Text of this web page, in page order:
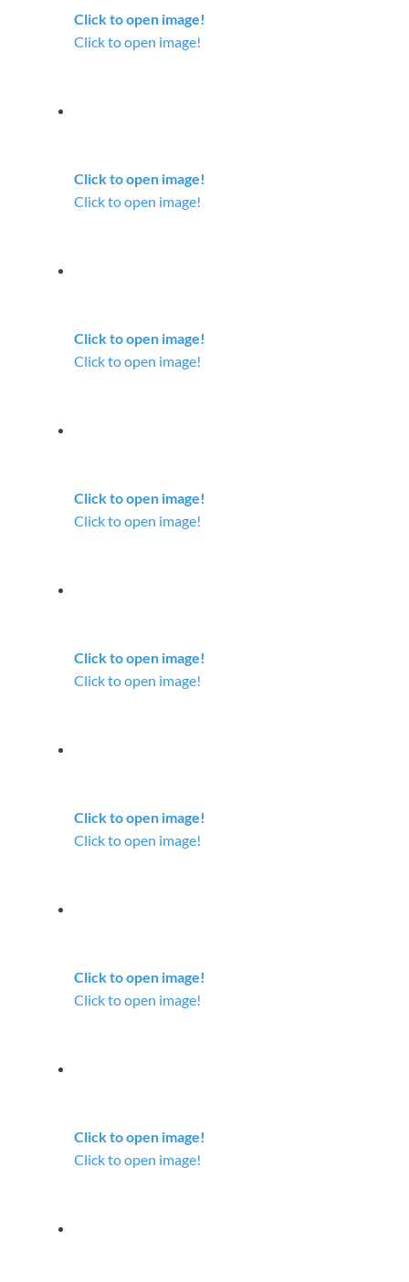
Click to open image!
Click to open image!
Click to open image!
Click to open image!
Click to open image!
Click to open image!
Click to open image!
Click to open image!
Click to open image!
Click to open image!
Click to open image!
Click to open image!
Click to open image!
Click to open image!
Click to open image!
Click to open image!